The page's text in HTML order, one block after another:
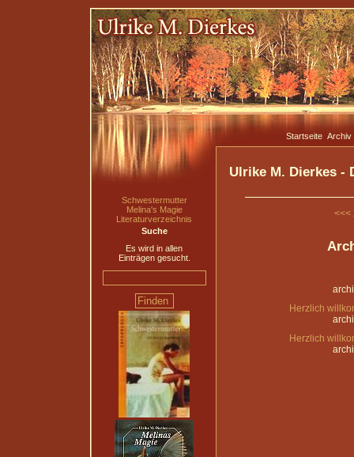
Startseite Archiv
Schwestermutter
Melina's Magie
Literaturverzeichnis
Suche
Es wird in allen
Einträgen gesucht.
Ulrike M. Dierkes -
<<<
Herzlich
Herzlich